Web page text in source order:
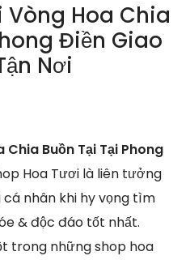
Vòng Hoa Chia
Điền Giao
Nơi
Buồn Tại Tại Phong
Hoa Tươi là liên tưởng
nhân khi hy vọng tìm
& độc đáo tốt nhất.
trong những shop hoa